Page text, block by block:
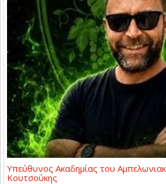
Υπεύθυνος Ακαδημίας του
Κουτσούκης